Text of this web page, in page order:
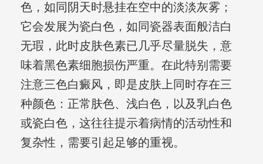
色，如同阴天时悬挂在空中的淡淡灰雾；
它会发展为瓷白色，如同瓷器表面般洁白
无瑕，此时皮肤色素已几乎尽量脱失，意
味着黑色素细胞损伤严重。在此特别需要
注意三色白癜风，即是皮肤上同时存在三
种颜色：正常肤色、浅白色，以及乳白色
或瓷白色，这往往提示着病情的活动性和
复杂性，需要引起足够的重视。